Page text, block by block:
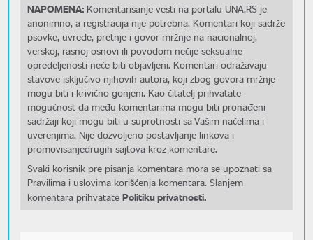
NAPOMENA: Komentarisanje vesti na portalu UNA.RS je
anonimno, a registracija nije potrebna. Komentari koji sadrže
psovke, uvrede, pretnje i govor mržnje na nacionalnoj,
verskoj, rasnoj osnovi ili povodom nečije seksualne
opredeljenosti neće biti objavljeni. Komentari odražavaju
stavove isključivo njihovih autora, koji zbog govora mržnje
mogu biti i krivično gonjeni. Kao čitatelj prihvatate
mogućnost da među komentarima mogu biti pronađeni
sadržaji koji mogu biti u suprotnosti sa Vašim načelima i
uverenjima. Nije dozvoljeno postavljanje linkova i
promovisanjedrugih sajtova kroz komentare.
Svaki korisnik pre pisanja komentara mora se upoznati sa
Pravilima i uslovima korišćenja komentara. Slanjem
komentara prihvatate Politiku privatnosti.